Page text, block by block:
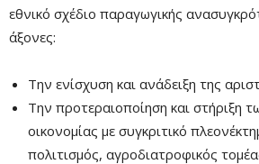
εθνικό σχέδιο παραγωγικής
άξονες:
Την ενίσχυση και ανάδειξη της
Την προτεραιοποίηση και στήριξη
οικονομίας με συγκριτικό
πολιτισμός, αγροδιατροφικός